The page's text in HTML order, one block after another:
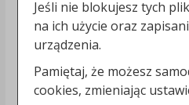
Jeśli nie blokujesz tych
na ich użycie oraz
urządzenia.
Pamiętaj, że możesz
cookies, zmieniając